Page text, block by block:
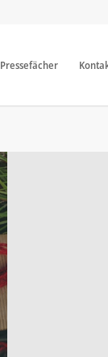
Pressefächer